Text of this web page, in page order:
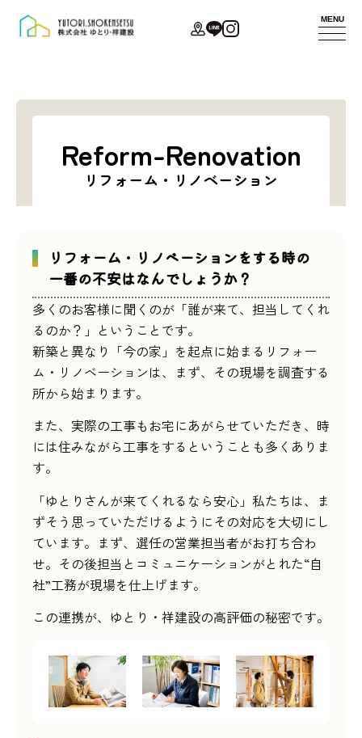
MENU
代表あいさつ
会社概要
ZEHへの取り
組み
コンセプト
家づくり
施工事例
お客様の声
新築
リフォーム
お問い合わせ
モデルハウス
公式LINE Instagram
Reform-Renovation
リフォーム・リノベーション
リフォーム・リノベーションをする時の
一番の不安はなんでしょうか？
多くのお客様に聞くのが「誰が来て、担当してくれ
るのか？」ということです。
新築と異なり「今の家」を起点に始まるリフォー
ム・リノベーションは、まず、その現場を調査する
所から始まります。
また、実際の工事もお宅にあがらせていただき、時
には住みながら工事をするということも多くありま
す。
「ゆとりさんが来てくれるなら安心」私たちは、ま
ずそう思っていただけるようにその対応を大切にし
ています。まず、選任の営業担当者がお打ち合わ
せ。その後担当とコミュニケーションがとれた“自
社”工務が現場を仕上げます。
この連携が、ゆとり・祥建設の高評価の秘密です。